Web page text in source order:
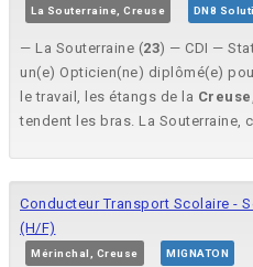
La Souterraine, Creuse DN8
— La Souterraine (23) — CDI —
un(e) Opticien(ne) diplômé(e)
le travail, les étangs de la Creuse
tendent les bras. La Souterraine,
Conducteur Transport Scolaire -
(H/F)
Mérinchal, Creuse MIGNATON